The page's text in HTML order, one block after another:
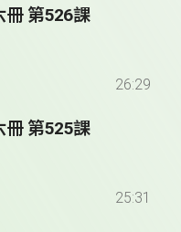
冊 第526課
26:29
冊 第525課
25:31